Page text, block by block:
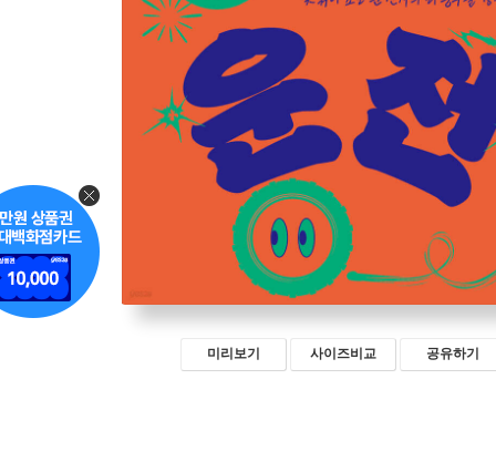
미리보기 사이즈비교 공유하기